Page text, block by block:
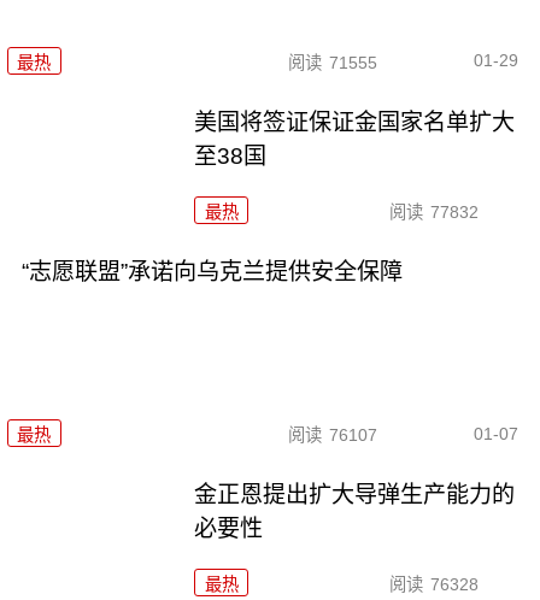
最热 阅读 71555 01-29
美国将签证保证金国家名单扩大
至38国
最热 阅读 77832
“志愿联盟”承诺向乌克兰提供安全保障
最热 阅读 76107 01-07
金正恩提出扩大导弹生产能力的
必要性
最热 阅读 76328